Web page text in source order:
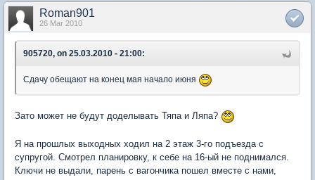
Roman901
26 Mar 2010
905720, on 25.03.2010 - 21:00:
Сдачу обещают на конец мая начало июня
Зато может не будут доделывать Тяпа и Ляпа?
Я на прошлых выходных ходил на 2 этаж 3-го подъезда с
супругой. Смотрел планировку, к себе на 16-ый не поднимался.
Ключи не выдали, парень с вагончика пошел вместе с нами,